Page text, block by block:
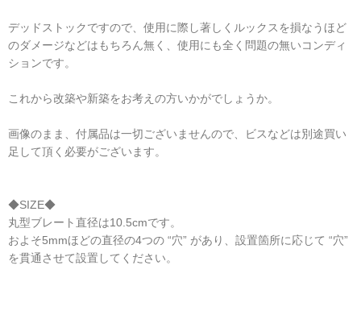
デッドストックですので、使用に際し著しくルックスを損なうほど
のダメージなどはもちろん無く、使用にも全く問題の無いコンディ
ションです。
これから改築や新築をお考えの方いかがでしょうか。
画像のまま、付属品は一切ございませんので、ビスなどは別途買い
足して頂く必要がございます。
◆SIZE◆
丸型ブレート直径は10.5cmです。
およそ5mmほどの直径の4つの “穴” があり、設置箇所に応じて “穴”
を貫通させて設置してください。